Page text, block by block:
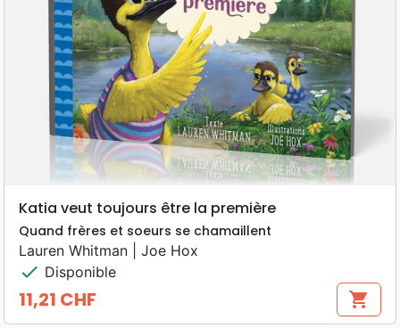
Katia veut toujours être la première
Quand frères et soeurs se chamaillent
Lauren Whitman | Joe Hox
check Disponible
Prix
11,21 CHF shopping_cart